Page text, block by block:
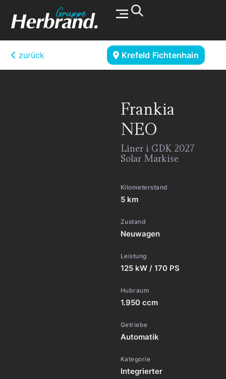
zurück Krefeld Fichtenhain
Frankia
NEO
Liner i GDK 2027
Solar Markise
Kilometerstand
5 km
Zustand
Neuwagen
Leistung
125 kW / 170 PS
Hubraum
1.950 ccm
Getriebe
Automatik
Kategorie
Integrierter